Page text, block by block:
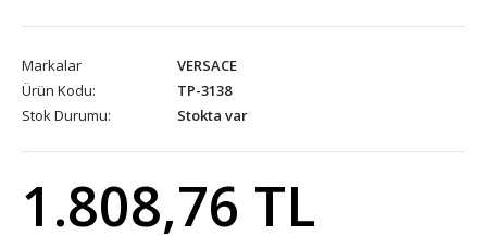
Markalar
VERSACE
Ürün Kodu:
TP-3138
Stok Durumu:
Stokta var
1.808,76 TL